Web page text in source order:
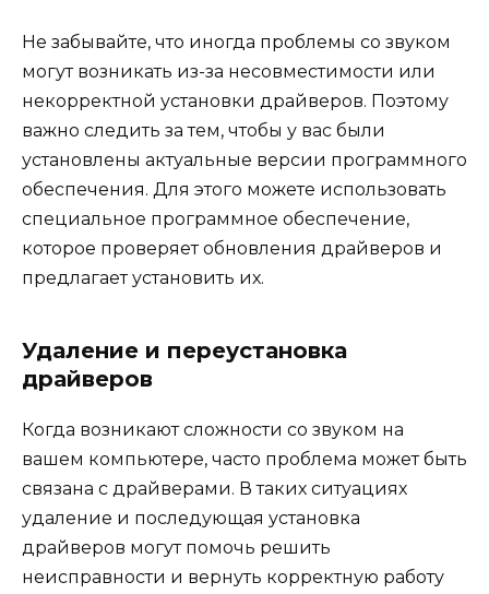
Не забывайте, что иногда проблемы со звуком
могут возникать из-за несовместимости или
некорректной установки драйверов. Поэтому
важно следить за тем, чтобы у вас были
установлены актуальные версии программного
обеспечения. Для этого можете использовать
специальное программное обеспечение,
которое проверяет обновления драйверов и
предлагает установить их.
Удаление и переустановка
драйверов
Когда возникают сложности со звуком на
вашем компьютере, часто проблема может быть
связана с драйверами. В таких ситуациях
удаление и последующая установка
драйверов могут помочь решить
неисправности и вернуть корректную работу